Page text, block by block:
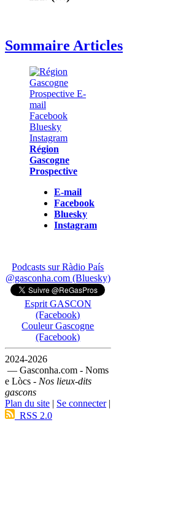
Sommaire Articles
Région
Gascogne
Prospective
E-mail
Facebook
Bluesky
Instagram
Podcasts sur Ràdio País
@gasconha.com (Bluesky)
Esprit GASCON
(Facebook)
Couleur Gascogne
(Facebook)
2024-2026
— Gasconha.com - Noms
e Lòcs - Nos lieux-dits
gascons
Plan du site | Se connecter|
RSS 2.0